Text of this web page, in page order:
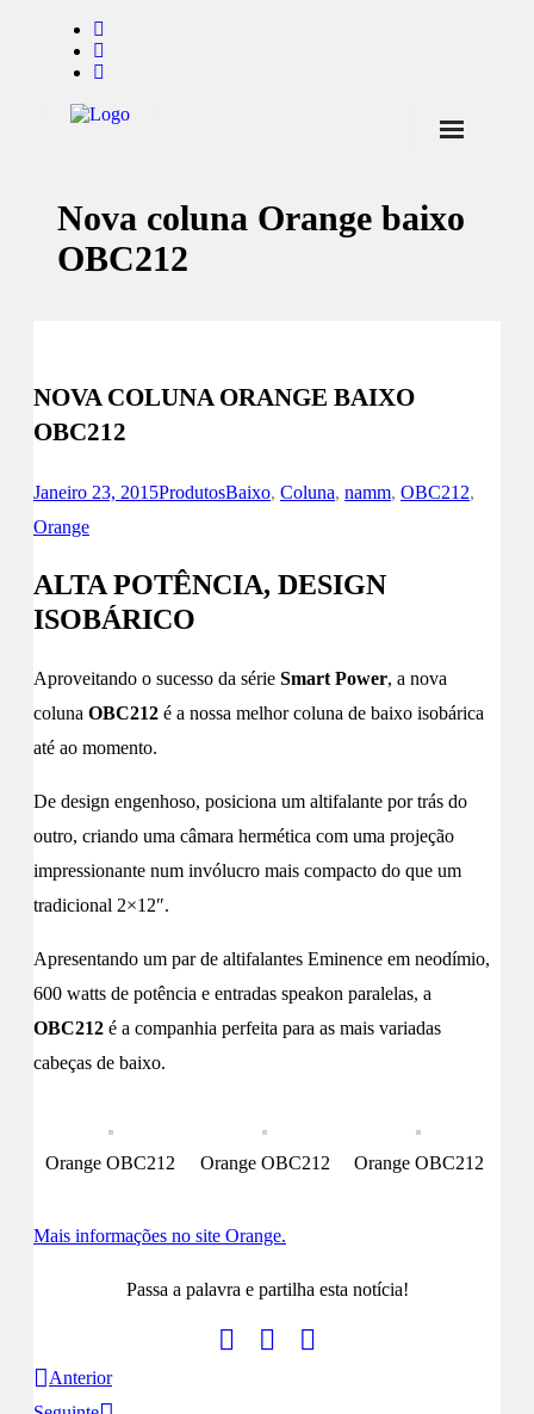
Notícias
Marcas
Promoções
Nova coluna Orange baixo
OBC212
NOVA COLUNA ORANGE BAIXO
OBC212
Janeiro 23, 2015ProdutosBaixo, Coluna, namm, OBC212,
Orange
ALTA POTÊNCIA, DESIGN
ISOBÁRICO
Aproveitando o sucesso da série Smart Power, a nova
coluna OBC212 é a nossa melhor coluna de baixo isobárica
até ao momento.
De design engenhoso, posiciona um altifalante por trás do
outro, criando uma câmara hermética com uma projeção
impressionante num invólucro mais compacto do que um
tradicional 2×12″.
Apresentando um par de altifalantes Eminence em neodímio,
600 watts de potência e entradas speakon paralelas, a
OBC212 é a companhia perfeita para as mais variadas
cabeças de baixo.
Orange OBC212 Orange OBC212 Orange OBC212
Mais informações no site Orange.
Passa a palavra e partilha esta notícia!
Anterior